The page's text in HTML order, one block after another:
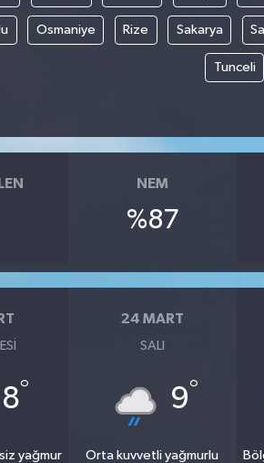
Osmaniye Rize Sakarya
Tunceli
NEM
%87
8°
yağmur
24 MART
SALI
9°
Orta kuvvetli yağmurlu